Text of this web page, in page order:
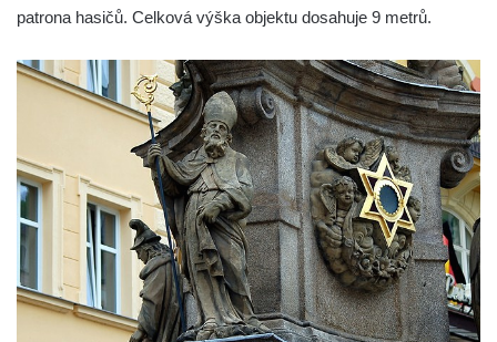
Sloup se sochami sv. Jana Nepomuckého,
Sloup Nejsvětější Trojice v Dubé
Sloup Nejsvětější Trojice v Dubé-Novém
Sloup svatého Floriána na nádvoří hradu
Seeberg
Sloup Panny Marie Bolestné v Brtníkách
Socha sv. Václava u kostela Nanebevzetí
Panny Marie v Žatci
Socha svaté Afry u kostela Nanebevzetí
patrona hasičů. Celková výška objektu dosahuje 9 metrů.